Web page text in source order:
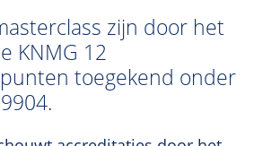
zijn door het
KNMG 12
toegekend onder